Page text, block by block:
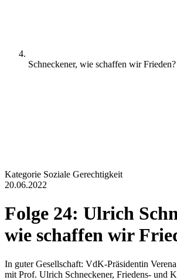
Schneckener, wie schaffen wir Frieden?
Kategorie Soziale Gerechtigkeit
20.06.2022
Folge 24: Ulrich
wie schaffen wir
In guter Gesellschaft: VdK-Präsidentin
mit Prof. Ulrich Schneckener, Friedens- und